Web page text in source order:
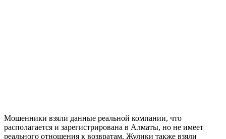
Мошенники взяли данные реальной компании, что
располагается и зарегистрирована в Алматы, но не имеет
реального отношения к возвратам. Жулики также взяли